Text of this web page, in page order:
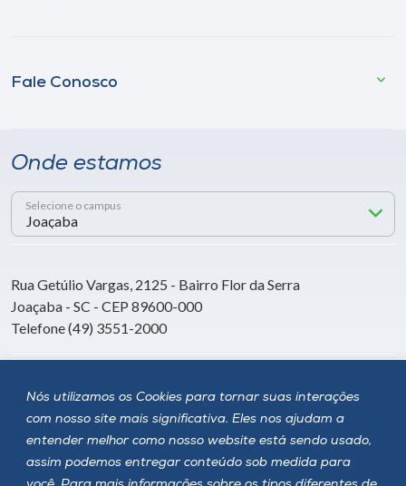
Nós utilizamos os Cookies para tornar suas interações
com nosso site mais significativa. Eles nos ajudam a
entender melhor como nosso website está sendo usado,
assim podemos entregar conteúdo sob medida para
Fale Conosco
Onde estamos
Selecione o campus
Rua Getúlio Vargas, 2125 - Bairro Flor da Serra
Joaçaba - SC - CEP 89600-000
Telefone (49) 3551-2000
Siga a Unoesc